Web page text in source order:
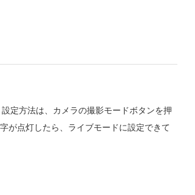
定方法は、カメラの撮影モードボタンを押
が点灯したら、ライブモードに設定できて